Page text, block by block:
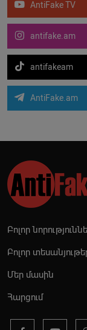
AntiFake TV
antifake.am
antifakeam
AntiFake.am
Բոլոր
Բոլոր
Մեր մասին
Հարցում